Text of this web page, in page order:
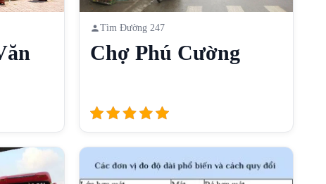
Tìm Đường 247
Chợ Phú Cường